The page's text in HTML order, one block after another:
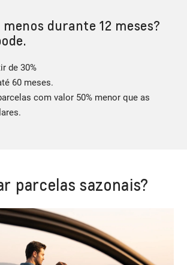
durante 12 meses?
de 30%
60 meses.
com valor 50% menor que as
parcelas sazonais?